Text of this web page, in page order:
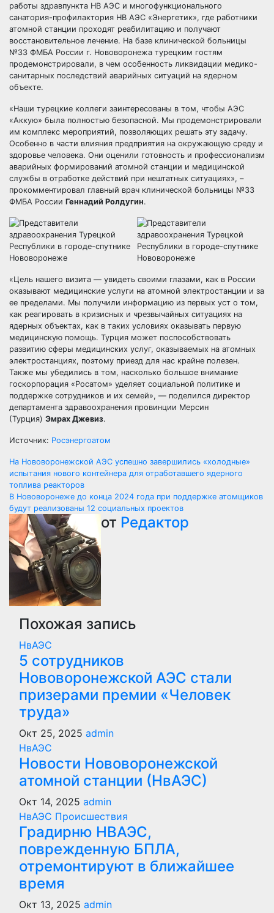
работы здравпункта НВ АЭС и многофункционального
санатория-профилактория НВ АЭС «Энергетик», где работники
атомной станции проходят реабилитацию и получают
восстановительное лечение. На базе клинической больницы
№33 ФМБА России г. Нововоронежа турецким гостям
продемонстрировали, в чем особенность ликвидации медико-
санитарных последствий аварийных ситуаций на ядерном
объекте.
«Наши турецкие коллеги заинтересованы в том, чтобы АЭС
«Аккую» была полностью безопасной. Мы продемонстрировали
им комплекс мероприятий, позволяющих решать эту задачу.
Особенно в части влияния предприятия на окружающую среду и
здоровье человека. Они оценили готовность и профессионализм
аварийных формирований атомной станции и медицинской
службы в отработке действий при нештатных ситуациях», –
прокомментировал главный врач клинической больницы №33
ФМБА России Геннадий Ролдугин.
«Цель нашего визита — увидеть своими глазами, как в России
оказывают медицинские услуги на атомной электростанции и за
ее пределами. Мы получили информацию из первых уст о том,
как реагировать в кризисных и чрезвычайных ситуациях на
ядерных объектах, как в таких условиях оказывать первую
медицинскую помощь. Турция может поспособствовать
развитию сферы медицинских услуг, оказываемых на атомных
электростанциях, поэтому приезд для нас крайне полезен.
Также мы убедились в том, насколько большое внимание
госкорпорация «Росатом» уделяет социальной политике и
поддержке сотрудников и их семей», — поделился директор
департамента здравоохранения провинции Мерсин
(Турция) Эмрах Джевиз.
Источник: Росэнергоатом
Навигация
по
записям
На Нововоронежской АЭС успешно завершились «холодные»
испытания нового контейнера для отработавшего ядерного
топлива реакторов
В Нововоронеже до конца 2024 года при поддержке атомщиков
будут реализованы 12 социальных проектов
от Редактор
Похожая запись
НвАЭС
5 сотрудников
Нововоронежской АЭС стали
призерами премии «Человек
труда»
Окт 25, 2025 admin
НвАЭС
Новости Нововоронежской
атомной станции (НвАЭС)
Окт 14, 2025 admin
НвАЭС Происшествия
Градирню НВАЭС,
поврежденную БПЛА,
отремонтируют в ближайшее
время
Окт 13, 2025 admin